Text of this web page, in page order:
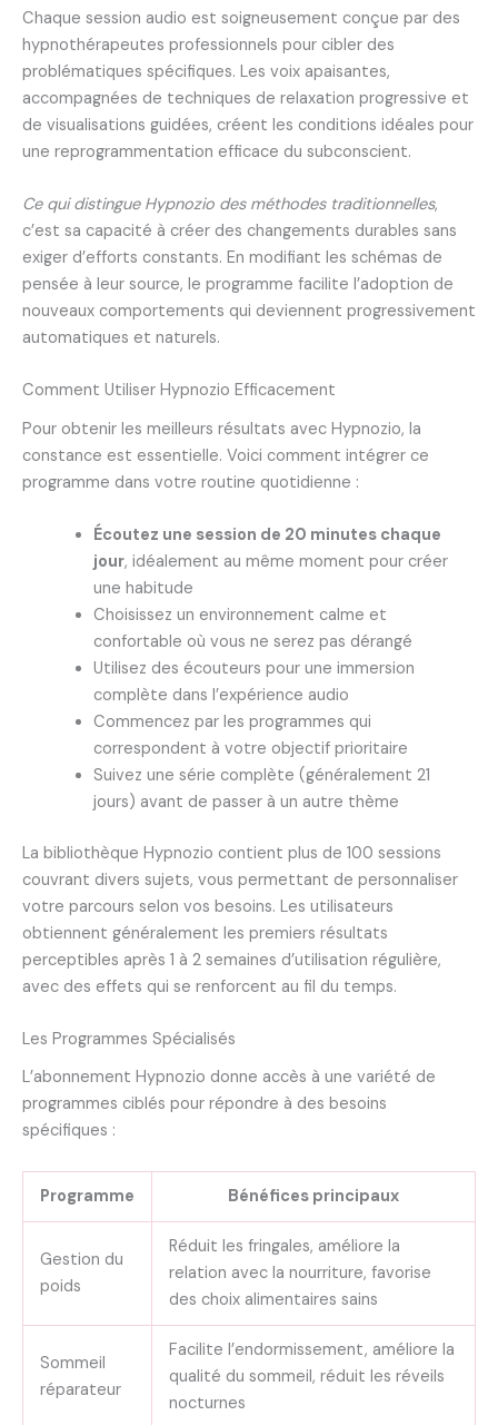
Chaque session audio est soigneusement conçue par des
hypnothérapeutes professionnels pour cibler des
problématiques spécifiques. Les voix apaisantes,
accompagnées de techniques de relaxation progressive et
de visualisations guidées, créent les conditions idéales pour
une reprogrammentation efficace du subconscient.
Ce qui distingue Hypnozio des méthodes traditionnelles,
c’est sa capacité à créer des changements durables sans
exiger d’efforts constants. En modifiant les schémas de
pensée à leur source, le programme facilite l’adoption de
nouveaux comportements qui deviennent progressivement
automatiques et naturels.
Comment Utiliser Hypnozio Efficacement
Pour obtenir les meilleurs résultats avec Hypnozio, la
constance est essentielle. Voici comment intégrer ce
programme dans votre routine quotidienne :
Écoutez une session de 20 minutes chaque
jour, idéalement au même moment pour créer
une habitude
Choisissez un environnement calme et
confortable où vous ne serez pas dérangé
Utilisez des écouteurs pour une immersion
complète dans l’expérience audio
Commencez par les programmes qui
correspondent à votre objectif prioritaire
Suivez une série complète (généralement 21
jours) avant de passer à un autre thème
La bibliothèque Hypnozio contient plus de 100 sessions
couvrant divers sujets, vous permettant de personnaliser
votre parcours selon vos besoins. Les utilisateurs
obtiennent généralement les premiers résultats
perceptibles après 1 à 2 semaines d’utilisation régulière,
avec des effets qui se renforcent au fil du temps.
Les Programmes Spécialisés
L’abonnement Hypnozio donne accès à une variété de
programmes ciblés pour répondre à des besoins
spécifiques :
Programme Bénéfices principaux
Gestion du
poids
Réduit les fringales, améliore la
relation avec la nourriture, favorise
des choix alimentaires sains
Sommeil
réparateur
Facilite l’endormissement, améliore la
qualité du sommeil, réduit les réveils
nocturnes